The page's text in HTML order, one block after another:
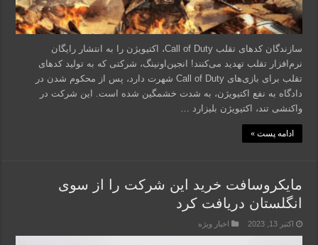
سازندگان کدهای تقلب Call of Duty، اکتیویژن را به انتشار رایگان
نرم‌افزار تقلب تهدید می‌کنند! انجین‌اونینگ، شرکتی که به تولید کدهای
تقلب برای بازی‌های Call of Duty شهرت دارد، پس از محکوم شدن در
دادگاه به نفع اکتیویژن، به شدت خشمگین شده است. این شرکت در
واکنشی تند، اکتیویژن بلیزارد …
ادامه پست »
مایکروسافت خرید این شرکت را از سوی
انگلستان دریافت کرد
اکتبر 13, 2023 اخبار ویژه